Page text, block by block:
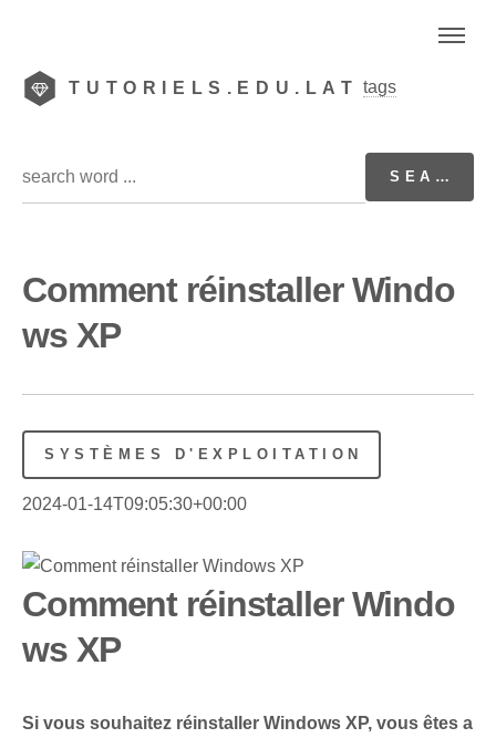
TUTORIELS.EDU.LAT tags
Comment réinstaller Windo
ws XP
SYSTÈMES D'EXPLOITATION
2024-01-14T09:05:30+00:00
Comment réinstaller Windo
ws XP
Si vous souhaitez réinstaller Windows XP, vous êtes a